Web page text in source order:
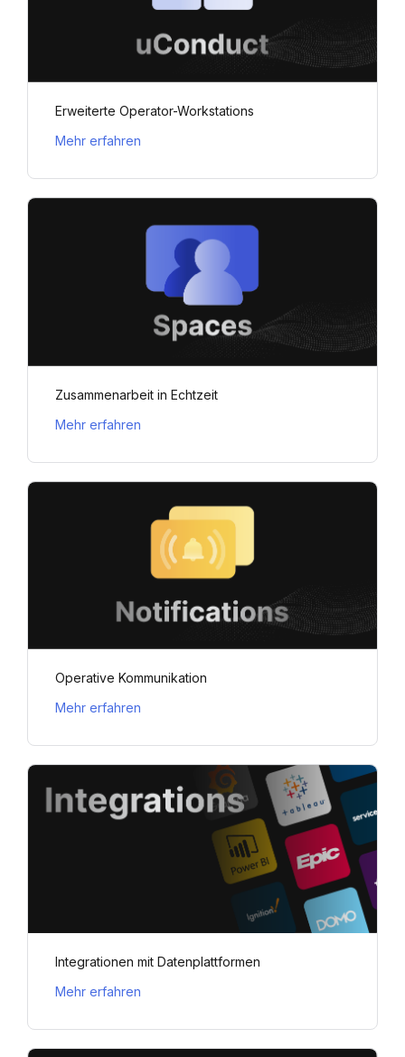
Erweiterte Operator-Workstations
Mehr erfahren
Zusammenarbeit in Echtzeit
Mehr erfahren
Operative Kommunikation
Mehr erfahren
Integrationen mit Datenplattformen
Mehr erfahren